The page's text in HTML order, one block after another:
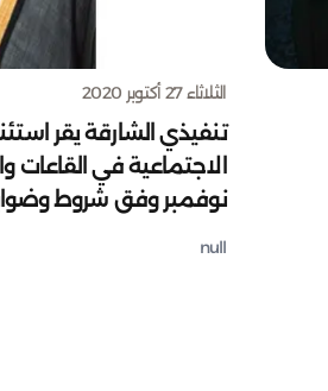
الثلاثاء 27 أكتوبر 2020
تنفيذي الشارقة يقر
الاجتماعية في القاعات
نوفمبر وفق شروط
null